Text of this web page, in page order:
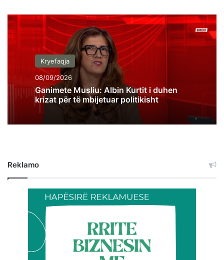
Kryefaqja
08/09/2026
Ganimete Musliu: Albin Kurtit i duhen
krizat për të mbijetuar politikisht
Reklamo